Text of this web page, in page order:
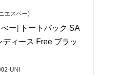
エスベー)
ー] トートバック SA
ディース Free ブラッ
UNI